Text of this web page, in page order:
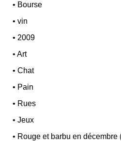
• Bourse
•vin
• 2009
•Art
•Chat
• Pain
• Rues
•Jeux
• Rouge et barbu en décembre